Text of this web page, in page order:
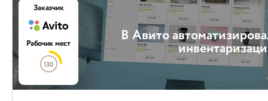
В Авито
Заказчик
Рабочих мест
130